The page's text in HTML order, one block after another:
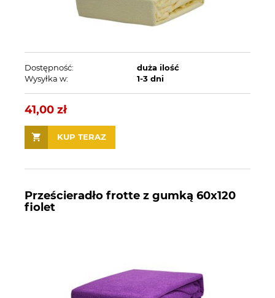
Dostępność:
duża ilość
Wysyłka w:
1-3 dni
41,00 zł
KUP TERAZ
Prześcieradło frotte z gumką 60x120
fiolet